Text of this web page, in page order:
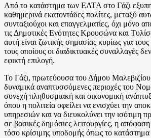
Από το κατάστημα των ΕΛΤΑ στο Γάζι
καθημερινά εκατοντάδες πολίτες, μεταξύ
συνταξιούχοι και επαγγελματίες, όχι μόνο
τις Δημοτικές Ενότητες Κρουσώνα και
αυτή είναι ζωτικής σημασίας κυρίως για
τους οποίους οι διαδικτυακές συναλλαγές
εφικτή επιλογή.
Το Γάζι, πρωτεύουσα του Δήμου Μαλεβιζίου,
δυναμικά αναπτυσσόμενες περιοχές του
συνεχή πληθυσμιακή και οικονομική
όπου η πολιτεία οφείλει να ενισχύει την
υπηρεσιών και να διευκολύνει την ισότιμη
σε βασικές δημόσιες λειτουργίες, η
τόσο κρίσιμης υποδομής όπως το